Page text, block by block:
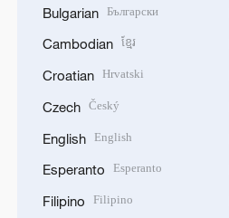
Bulgarian Български
Cambodian ខ្មែរ
Croatian Hrvatski
Czech Český
English English
Esperanto Esperanto
Filipino Filipino